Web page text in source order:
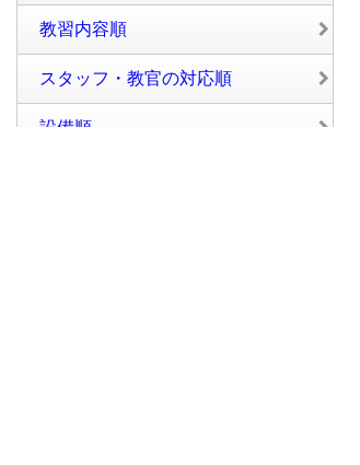
教習内容順
スタッフ・教官の対応順
設備順